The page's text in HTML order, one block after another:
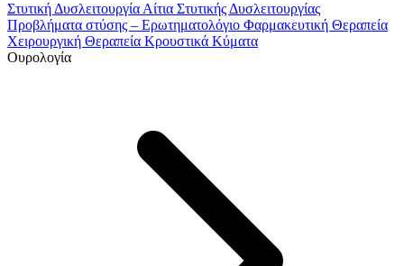
Στυτική Δυσλειτουργία Αίτια Στυτικής Δυσλειτουργίας
Προβλήματα στύσης – Ερωτηματολόγιο Φαρμακευτική Θεραπεία
Χειρουργική Θεραπεία Κρουστικά Κύματα
Ουρολογία